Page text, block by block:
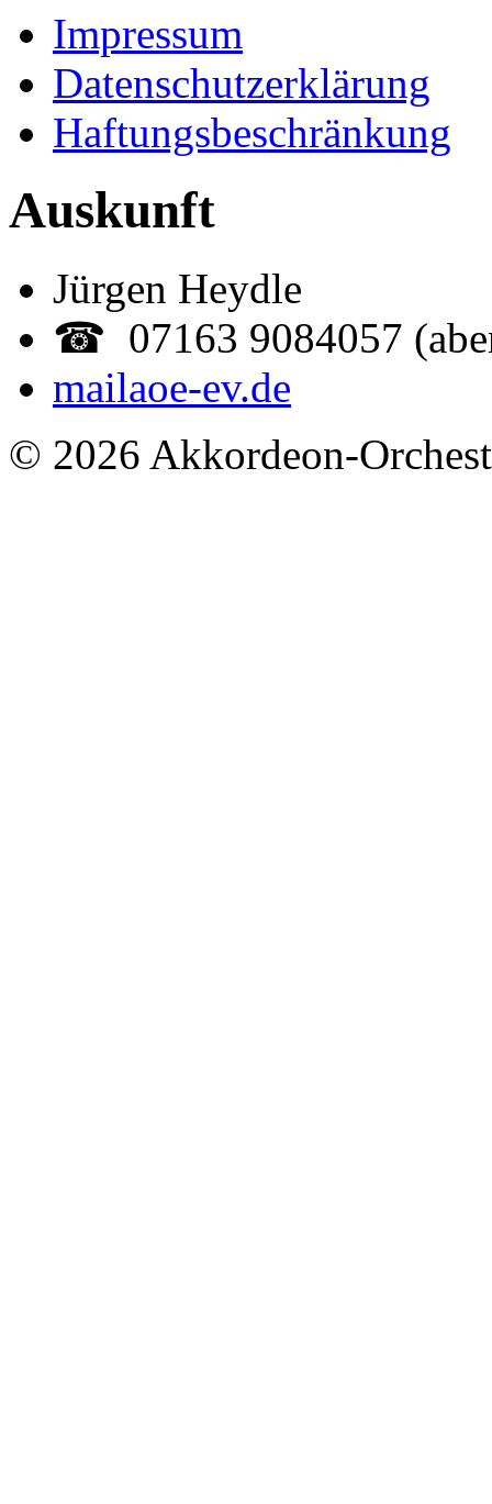
Impressum
Datenschutzerklärung
Haftungsbeschränkung
Auskunft
Jürgen Heydle
☎ 07163 9084057
mailaoe-ev.de
© 2026 Akkordeon-